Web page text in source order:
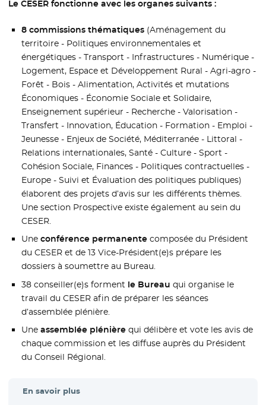
Le CESER fonctionne avec les organes suivants :
8 commissions thématiques(Aménagement du
territoire - Politiques environnementales et
énergétiques - Transport - Infrastructures - Numérique -
Logement, Espace et Développement Rural - Agri-agro -
Forêt - Bois - Alimentation, Activités et mutations
Économiques - Économie Sociale et Solidaire,
Enseignement supérieur - Recherche - Valorisation -
Transfert - Innovation, Éducation - Formation - Emploi -
Jeunesse - Enjeux de Société, Méditerranée - Littoral -
Relations internationales, Santé - Culture - Sport -
Cohésion Sociale, Finances - Politiques contractuelles -
Europe - Suivi et Évaluation des politiques publiques)
élaborent des projets d’avis sur les différents thèmes.
Une section Prospective existe également au sein du
CESER.
Une conférence permanente composée du Président
du CESER et de 13 Vice-Président(e)s prépare les
dossiers à soumettre au Bureau.
38 conseiller(e)s forment le Bureau qui organise le
travail du CESER afin de préparer les séances
d’assemblée plénière.
Une assemblée plénièrequi délibère et vote les avis de
chaque commission et les diffuse auprès du Président
du Conseil Régional.
En savoir plus